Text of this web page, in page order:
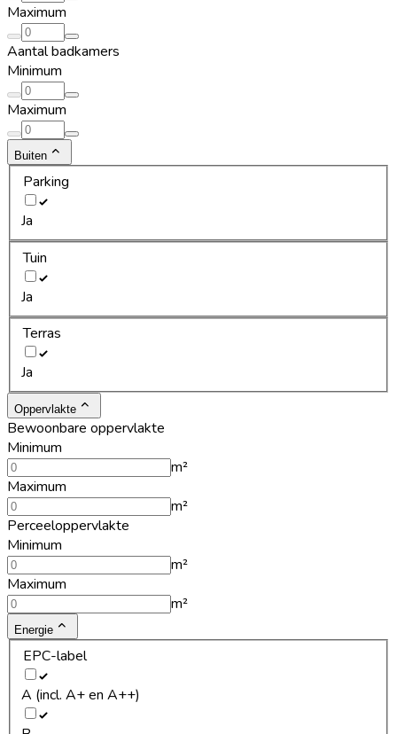
Maximum
Aantal badkamers
Minimum
Maximum
Buiten
Parking
Ja
Tuin
Ja
Terras
Ja
Oppervlakte
Bewoonbare oppervlakte
Minimum
m²
Maximum
m²
Perceeloppervlakte
Minimum
m²
Maximum
m²
Energie
EPC-label
A (incl. A+ en A++)